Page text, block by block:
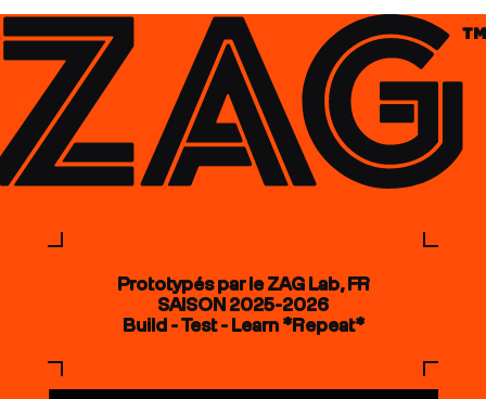
Prototypés par le ZAG Lab, FR
SAISON 2025-2026
Build - Test - Learn *Repeat*